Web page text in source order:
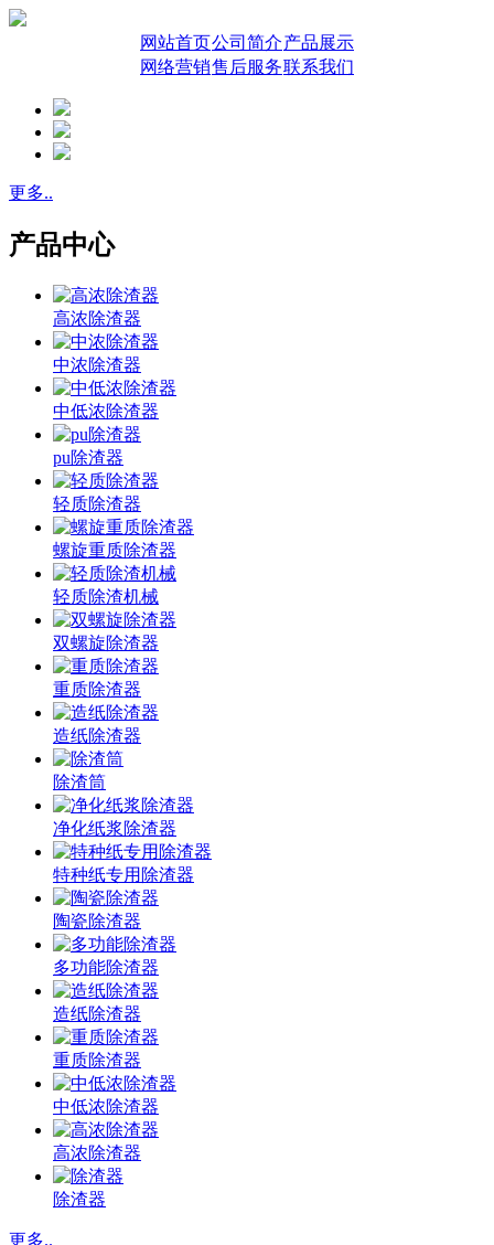
网站首页公司简介产品展示
网络营销售后服务联系我们
更多..
产品中心
高浓除渣器
中浓除渣器
中低浓除渣器
pu除渣器
轻质除渣器
螺旋重质除渣器
轻质除渣机械
双螺旋除渣器
重质除渣器
造纸除渣器
除渣筒
净化纸浆除渣器
特种纸专用除渣器
陶瓷除渣器
多功能除渣器
造纸除渣器
重质除渣器
中低浓除渣器
高浓除渣器
除渣器
更多..